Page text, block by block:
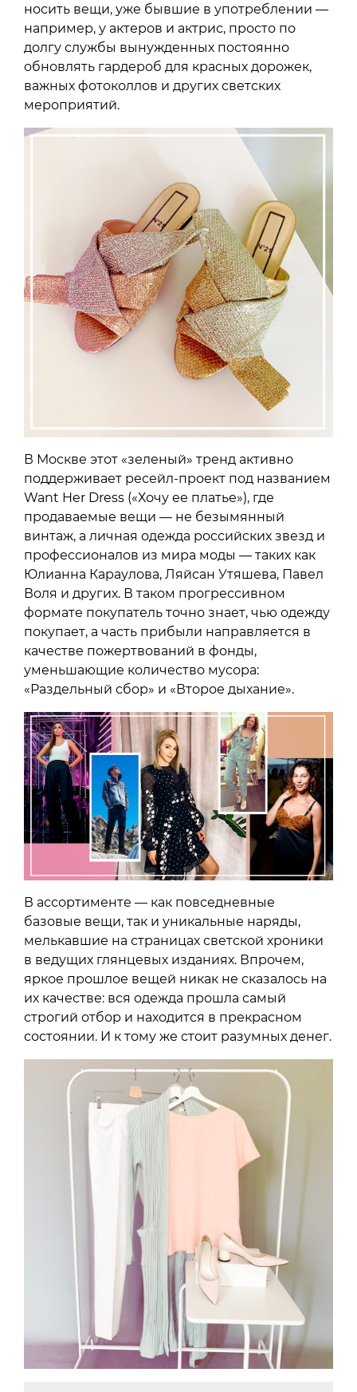
носить вещи, уже бывшие в употреблении —
например, у актеров и актрис, просто по
долгу службы вынужденных постоянно
обновлять гардероб для красных дорожек,
важных фотоколлов и других светских
мероприятий.
В Москве этот «зеленый» тренд активно
поддерживает ресейл-проект под названием
Want Her Dress («Хочу ее платье»), где
продаваемые вещи — не безымянный
винтаж, а личная одежда российских звезд и
профессионалов из мира моды — таких как
Юлианна Караулова, Ляйсан Утяшева, Павел
Воля и других. В таком прогрессивном
формате покупатель точно знает, чью одежду
покупает, а часть прибыли направляется в
качестве пожертвований в фонды,
уменьшающие количество мусора:
«Раздельный сбор» и «Второе дыхание».
В ассортименте — как повседневные
базовые вещи, так и уникальные наряды,
мелькавшие на страницах светской хроники
в ведущих глянцевых изданиях. Впрочем,
яркое прошлое вещей никак не сказалось на
их качестве: вся одежда прошла самый
строгий отбор и находится в прекрасном
состоянии. И к тому же стоит разумных денег.